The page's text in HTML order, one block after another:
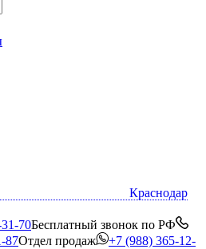
Краснодар
70Бесплатный звонок по РФ
87Отдел продаж
+7 (988) 365-12-